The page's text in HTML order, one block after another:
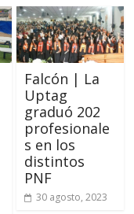
Falcón | La
Uptag
graduó 202
profesionale
s en los
distintos
PNF
30 agosto, 2023